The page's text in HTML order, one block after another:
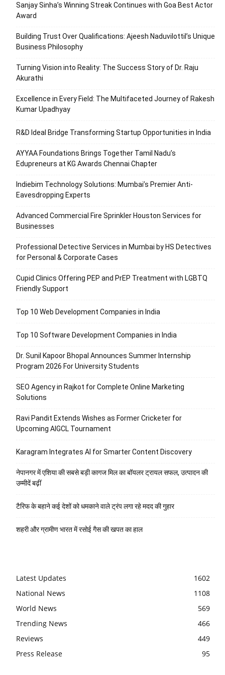
Sanjay Sinha’s Winning Streak Continues with Goa Best Actor
Award
Building Trust Over Qualifications: Ajeesh Naduvilottil’s Unique
Business Philosophy
Turning Vision into Reality: The Success Story of Dr. Raju
Akurathi
Excellence in Every Field: The Multifaceted Journey of Rakesh
Kumar Upadhyay
R&D Ideal Bridge Transforming Startup Opportunities in India
AYYAA Foundations Brings Together Tamil Nadu’s
Edupreneurs at KG Awards Chennai Chapter
Indiebim Technology Solutions: Mumbai’s Premier Anti-
Eavesdropping Experts
Advanced Commercial Fire Sprinkler Houston Services for
Businesses
Professional Detective Services in Mumbai by HS Detectives
for Personal & Corporate Cases
Cupid Clinics Offering PEP and PrEP Treatment with LGBTQ
Friendly Support
Top 10 Web Development Companies in India
Top 10 Software Development Companies in India
Dr. Sunil Kapoor Bhopal Announces Summer Internship
Program 2026 For University Students
SEO Agency in Rajkot for Complete Online Marketing
Solutions
Ravi Pandit Extends Wishes as Former Cricketer for
Upcoming AIGCL Tournament
Karagram Integrates AI for Smarter Content Discovery
नेपानगर में एशिया की सबसे बड़ी कागज मिल का बॉयलर ट्रायल सफल, उत्पादन की
उम्मीदें बढ़ीं
टैरिफ के बहाने कई देशों को धमकाने वाले ट्रंप लगा रहे मदद की गुहार
शहरी और ग्रामीण भारत में रसोई गैस की खपत का हाल
Latest Updates
1602
National News
1108
World News
569
Trending News
466
Reviews
449
Press Release
95